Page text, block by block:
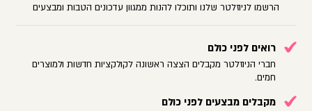
הרשמו לניוזלטר שלנו ותוכלו להנות ממגוון עדכונים הטבות ומבצעים
רואים לפני כולם
חברי הניוזלטר מקבלים הצצה ראשונה לקולקציות חדשות ולמוצרים
חמים.
מקבלים מבצעים לפני כולם